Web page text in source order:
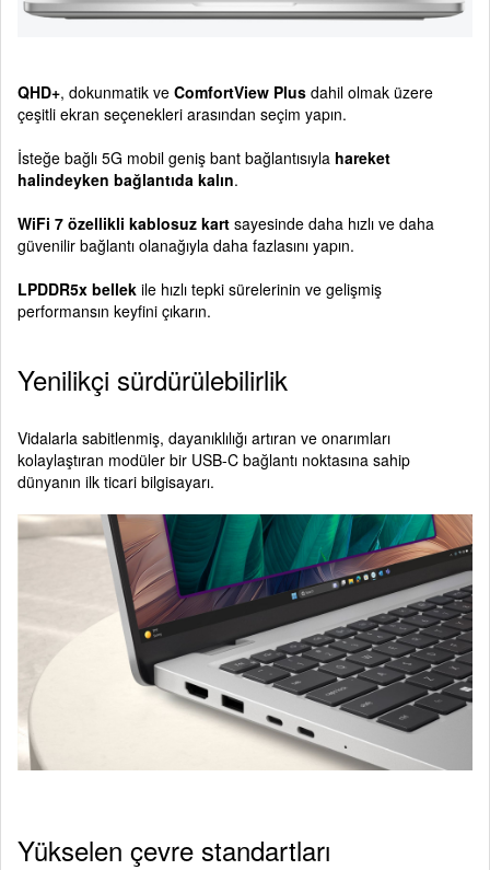
QHD+, dokunmatik ve ComfortView Plus dahil olmak üzere
çeşitli ekran seçenekleri arasından seçim yapın.
İsteğe bağlı 5G mobil geniş bant bağlantısıyla hareket
halindeyken bağlantıda kalın.
WiFi 7 özellikli kablosuz kart sayesinde daha hızlı ve daha
güvenilir bağlantı olanağıyla daha fazlasını yapın.
LPDDR5x bellek ile hızlı tepki sürelerinin ve gelişmiş
performansın keyfini çıkarın.
Yenilikçi sürdürülebilirlik
Vidalarla sabitlenmiş, dayanıklılığı artıran ve onarımları
kolaylaştıran modüler bir USB-C bağlantı noktasına sahip
dünyanın ilk ticari bilgisayarı.
Yükselen çevre standartları